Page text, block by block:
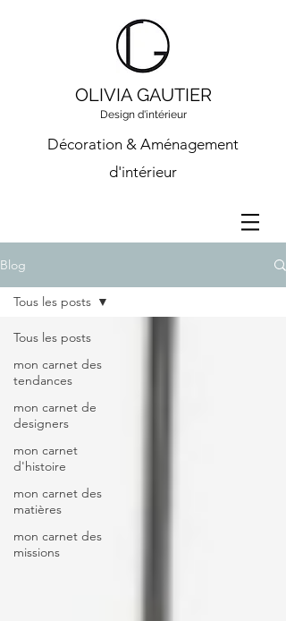
OLIVIA GAUTIER
Design d'intérieur
Décoration & Aménagement
d'intérieur
Blog
Tous les posts
mon carnet des
tendances
mon carnet de
designers
mon carnet
d'histoire
mon carnet des
matières
mon carnet des
missions
Tous les posts